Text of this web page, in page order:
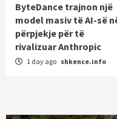
ByteDance trajnon një
model masiv të AI-së
përpjekje për të
rivalizuar Anthropic
1 day ago shkence.info